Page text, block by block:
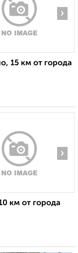
›
15 км от города
›
км от города